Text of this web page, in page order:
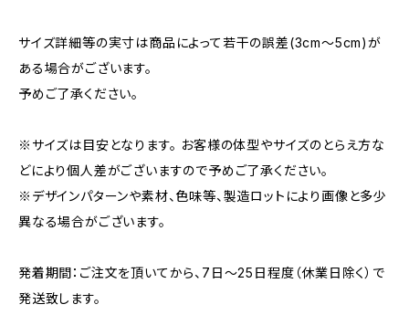
サイズ詳細等の実寸は商品によって若干の誤差(3cm～5cm)が
ある場合がございます。
予めご了承ください。
※サイズは目安となります。 お客様の体型やサイズのとらえ方な
どにより個人差がございますので予めご了承ください。
※デザインパターンや素材、色味等、製造ロットにより画像と多少
異なる場合がございます。
発着期間：ご注文を頂いてから、7日～25日程度（休業日除く）で
発送致します。